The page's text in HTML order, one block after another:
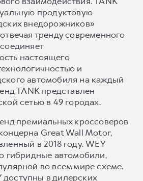
продуктовую
внедорожников»
тренду современного
настоящего
и
автомобиля на каждый
TANK представлен
сетью в 49 городах.
премиальных кроссоверов
Great Wall Motor,
в 2018 году. WEY
гибридные автомобили,
во всем мире схеме.
в дилерских